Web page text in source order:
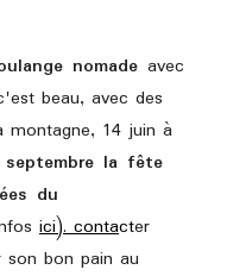
nomade avec
beau, avec des
montagne, 14 juin à
septembre la fête
du
ici). contacter
son bon pain au